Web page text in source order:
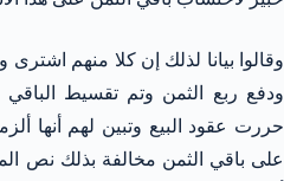
وقالوا بيانا لذلك إن كلا منهم
ودفع ربع الثمن وتم تقسيط